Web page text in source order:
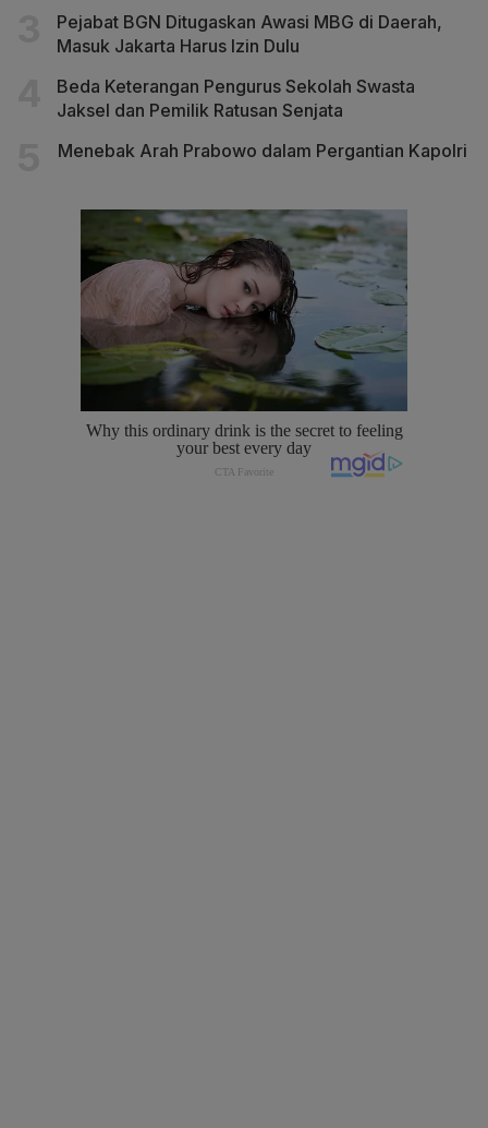
Pejabat BGN Ditugaskan Awasi MBG di Daerah,
Masuk Jakarta Harus Izin Dulu
Beda Keterangan Pengurus Sekolah Swasta
Jaksel dan Pemilik Ratusan Senjata
Menebak Arah Prabowo dalam Pergantian Kapolri